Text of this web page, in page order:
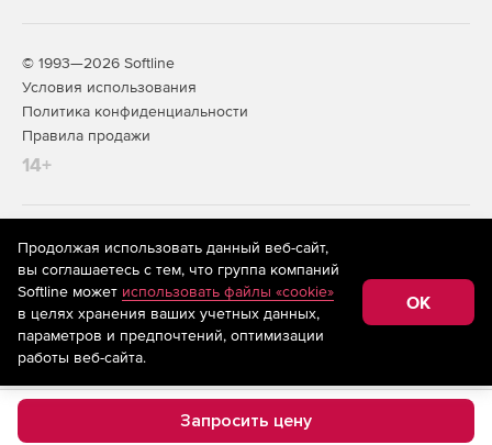
Запросить цену
© 1993—2026 Softline
Условия использования
Политика конфиденциальности
Правила продажи
14+
На информационном ресурсе store.softline.ru применяются
рекомендательные технологии
(информационные технологии
предоставления информации на основе сбора,
систематизации и анализа сведений, относящихся к
предпочтениям пользователей сети «Интернет»,
находящихся на территории Российской Федерации)
Продолжая использовать данный веб-сайт,
вы соглашаетесь с тем, что группа компаний
Softline может использовать файлы «cookie»
в целях хранения ваших учетных данных,
параметров и предпочтений, оптимизации
работы веб-сайта.
OK